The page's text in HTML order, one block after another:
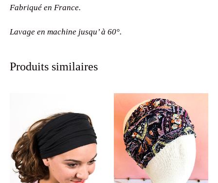
Fabriqué en France.
Lavage en machine jusqu’ à 60°.
Produits similaires